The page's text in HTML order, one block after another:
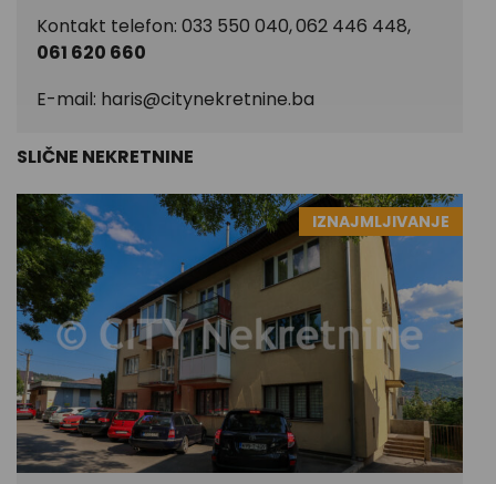
Kontakt telefon: 033 550 040,062 446 448,
061 620 660
E-mail: haris@citynekretnine.ba
SLIČNE NEKRETNINE
IZNAJMLJIVANJE